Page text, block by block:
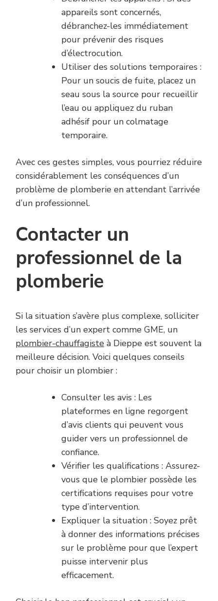
appareils sont concernés,
débranchez-les immédiatement
pour prévenir des risques
d’électrocution.
Utiliser des solutions temporaires :
Pour un soucis de fuite, placez un
seau sous la source pour recueillir
l’eau ou appliquez du ruban
adhésif pour un colmatage
temporaire.
Avec ces gestes simples, vous pourriez réduire
considérablement les conséquences d’un
problème de plomberie en attendant l’arrivée
d’un professionnel.
Contacter un
professionnel de la
plomberie
Si la situation s’avère plus complexe, solliciter
les services d’un expert comme GME, un
plombier-chauffagiste à Dieppe est souvent la
meilleure décision. Voici quelques conseils
pour choisir un plombier :
Consulter les avis : Les
plateformes en ligne regorgent
d’avis clients qui peuvent vous
guider vers un professionnel de
confiance.
Vérifier les qualifications : Assurez-
vous que le plombier possède les
certifications requises pour votre
type d’intervention.
Expliquer la situation : Soyez prêt
à donner des informations précises
sur le problème pour que l’expert
puisse intervenir plus
efficacement.